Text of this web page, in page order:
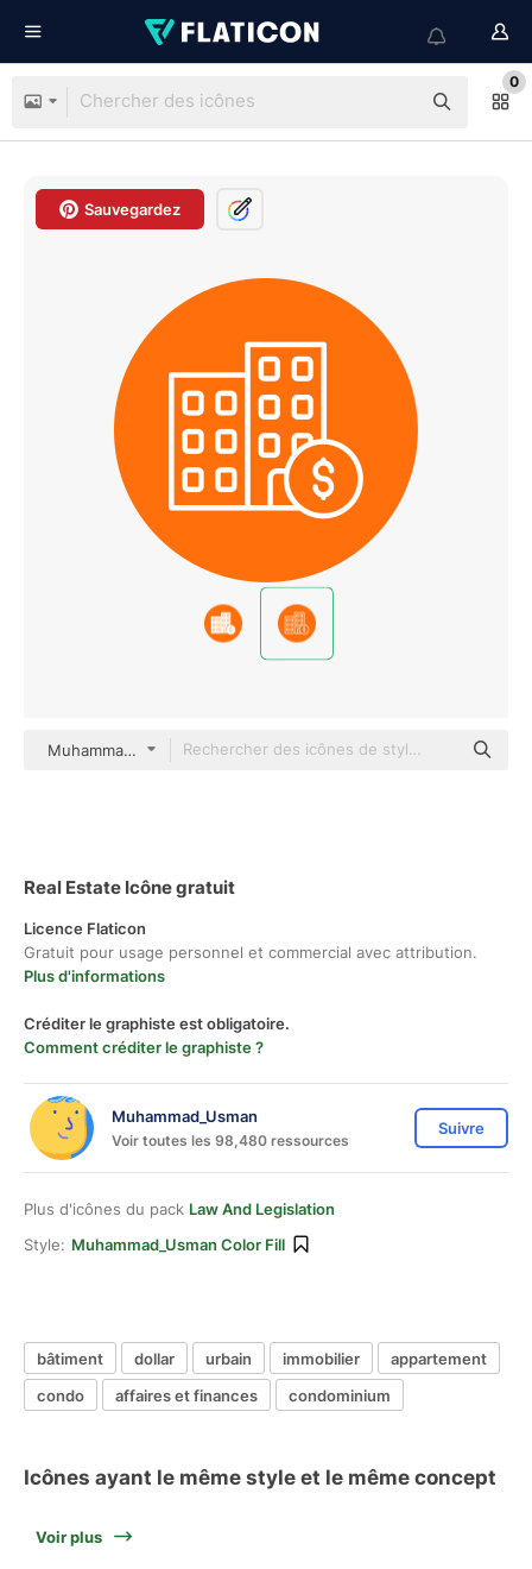
0
Sauvegardez
Muhammad_Usman color fill
Real Estate Icône gratuit
Licence Flaticon
Gratuit pour usage personnel et commercial avec attribution.
Plus d'informations
Créditer le graphiste est obligatoire.
Comment créditer le graphiste ?
Muhammad_Usman
Voir toutes les 98,480 ressources
Suivre
Plus d'icônes du pack Law And Legislation
Style: Muhammad_Usman Color Fill
bâtiment dollar urbain immobilier
appartement
condo
affaires et finances condominium
Icônes ayant le même style et le même concept
Voir plus